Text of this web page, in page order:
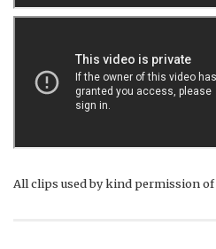
All clips used by kind permission of